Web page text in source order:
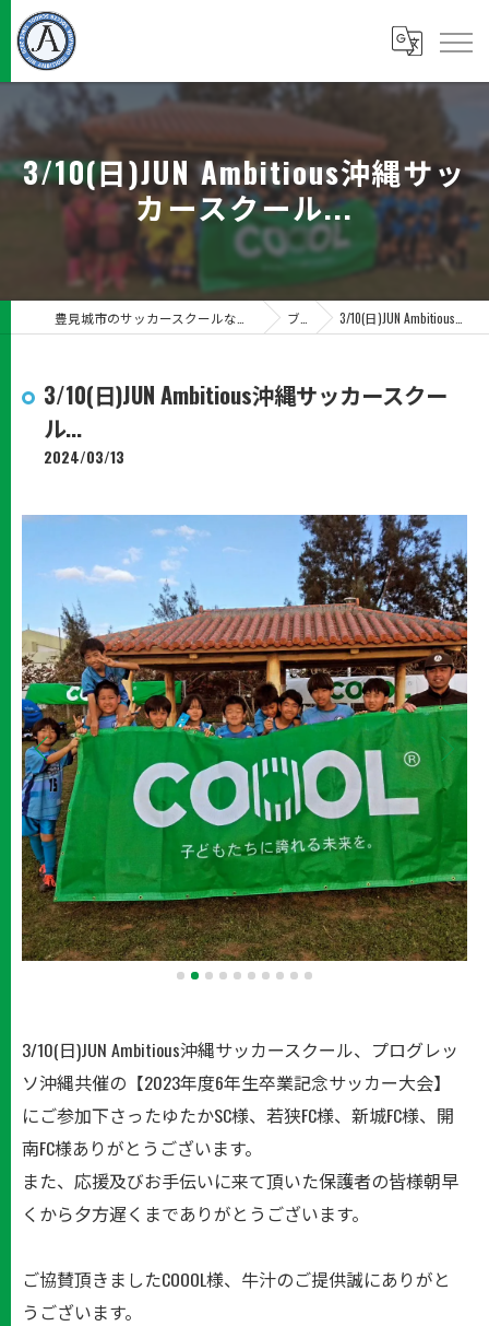
3/10(日)JUN Ambitious沖縄サッ
カースクール...
ブログ 3/10(日)JUN Ambitious沖縄サッカースクール...
3/10(日)JUN Ambitious沖縄サッカースクー
ル...
2024/03/13
3/10(日)JUN Ambitious沖縄サッカースクール、プログレッ
ソ沖縄共催の【2023年度6年生卒業記念サッカー大会】
にご参加下さったゆたかSC様、若狭FC様、新城FC様、開
南FC様ありがとうございます。
また、応援及びお手伝いに来て頂いた保護者の皆様朝早
くから夕方遅くまでありがとうございます。
ご協賛頂きましたCOOOL様、牛汁のご提供誠にありがと
うございます。